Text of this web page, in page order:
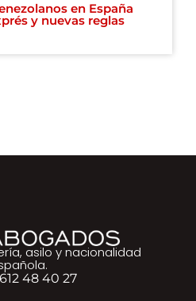
en España
y nuevas reglas
asilo y nacionalidad
48 40 27